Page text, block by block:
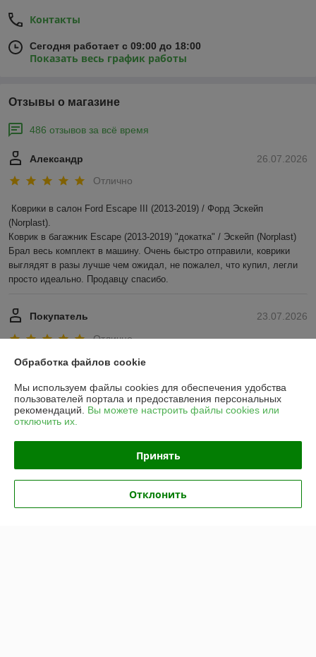
Контакты
Сегодня работает с 09:00 до 18:00
Показать весь график работы
Отзывы о магазине
486 отзывов за всё время
26.07.2026
Александр
Отлично
Коврики в салон Ford Escape III (2013-2019) / Форд Эскейп
(Norplast).
Коврик в багажник Escape (2013-2019) "докатка" / Эскейп (Norplast)
Брал весь комплект в машину. Очень быстро отправили, коврики
выглядят в разы лучше чем ожидал, не пожалел, что купил, легли
просто идеально. Продавцу спасибо.
23.07.2026
Покупатель
Отлично
Показать все отзывы
О нас
Доставка и оплата
Обработка файлов cookie
Мы используем файлы cookies для обеспечения удобства
пользователей портала и предоставления персональных
рекомендаций. Вы можете настроить файлы cookies или
отключить их.
Принять
Отклонить